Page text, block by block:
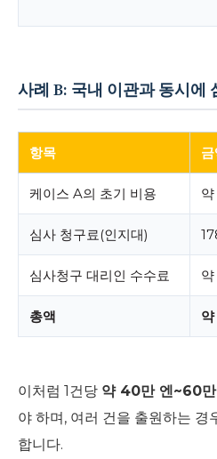
사례 B: 국내 이관과 동시에
항목
케이스 A의 초기 비용
심사 청구료(인지대)
심사청구 대리인 수수료
총액
이처럼 1건당 약 40만 엔~60
야 하며, 여러 건을 출원하는 경
합니다.